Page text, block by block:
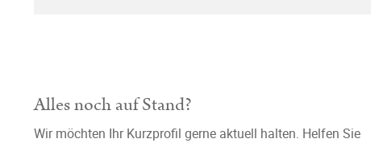
Alles noch auf Stand?
Wir möchten Ihr Kurzprofil gerne aktuell halten. Helfen Sie